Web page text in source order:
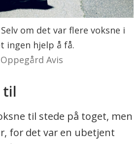
Selv om det var flere voksne i
ingen hjelp å få.
Avis
til
til stede på toget, men
for det var en ubetjent